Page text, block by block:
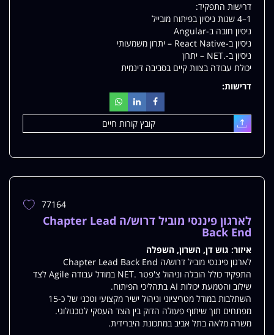
דרישות התפקיד:
1–4 שנות ניסיון בפיתוח מובייל
ניסיון חובה ב-Angular
ניסיון ב-React Native – יתרון משמעותי
ניסיון ב-.NET – יתרון
יכולת עבודה בצוות קיים בסביבה דינמית
דרישות:
עלאת
קובץ קורות חיים
הוספת
77164
לארגון פיננסי מוביל דרוש/ה Chapter Lead
Back End
איזור: גוש דן, השרון, השפלה
לארגון פיננסי מוביל דרוש/ה Chapter Lead Back End
התפקיד כולל הובלה וניהול צ'פטר .NET במודל עבודה Agile לצד
שילוב והטמעת יכולות AI בתהליכי הפיתוח.
השתלבות במודל מטריציוני וניהול ישיר מקצועי וטכני של כ-15
מפתחים תוך שיתוף פעולה הדוק בין הצד העסקי לטכנולוגי.
משרה מלאה בתל אביב במתכונת היברידית.